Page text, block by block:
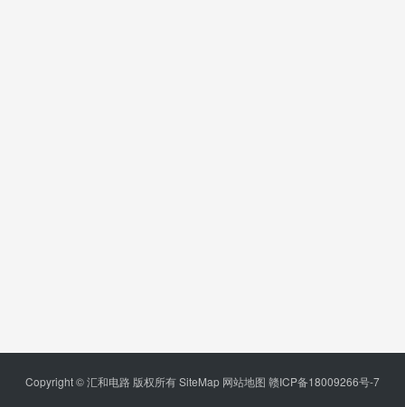
Copyright © 汇和电路 版权所有SiteMap 网站地图 赣ICP备18009266号-7